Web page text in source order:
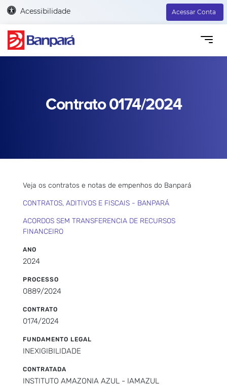
Acessibilidade Acessar Conta
Contrato 0174/2024
Veja os contratos e notas de empenhos do Banpará
CONTRATOS, ADITIVOS E FISCAIS - BANPARÁ
ACORDOS SEM TRANSFERENCIA DE RECURSOS
FINANCEIRO
ANO
2024
PROCESSO
0889/2024
CONTRATO
0174/2024
FUNDAMENTO LEGAL
INEXIGIBILIDADE
CONTRATADA
INSTITUTO AMAZONIA AZUL - IAMAZUL